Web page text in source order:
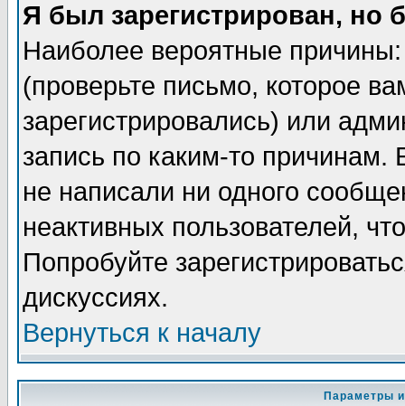
Я был зарегистрирован, но
Наиболее вероятные
(проверьте письмо, которое
зарегистрировались) или
запись по каким-то
не написали ни одного
неактивных пользователей,
Попробуйте
дискуссиях.
Вернуться к началу
Параметры